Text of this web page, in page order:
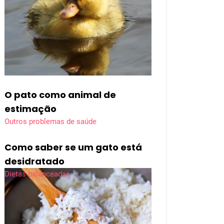
O pato como animal de
estimação
Outros problemas de saúde
Como saber se um gato está
desidratado
Dietas balanceadas